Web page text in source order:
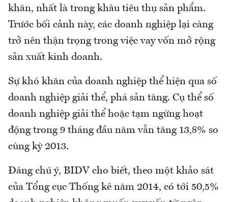
khăn, nhất là trong khâu tiêu thụ sản phẩm.
Trước bối cảnh này, các doanh nghiệp lại càng
trở nên thận trọng trong việc vay vốn mở rộng
sản xuất kinh doanh.
Sự khó khăn của doanh nghiệp thể hiện qua số
doanh nghiệp giải thể, phá sản tăng. Cụ thể số
doanh nghiệp giải thể hoặc tạm ngừng hoạt
động trong 9 tháng đầu năm vẫn tăng 13,8% so
cùng kỳ 2013.
Đáng chú ý, BIDV cho biết, theo một khảo sát
của Tổng cục Thống kê năm 2014, có tới 50,5%